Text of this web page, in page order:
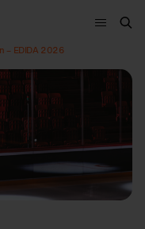
Menü
– EDIDA 2026